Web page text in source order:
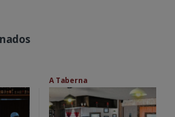
A Taberna